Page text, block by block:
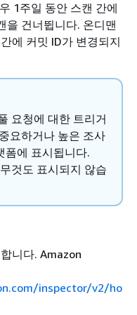
1주일 동안 스캔 간에
을 건너뜁니다. 온디맨
에 커밋 ID가 변경되지
요청에 대한 트리거
요하거나 높은 조사
폼에 표시됩니다.
것도 표시되지 않습
니다. Amazon
inspector/v2/ho